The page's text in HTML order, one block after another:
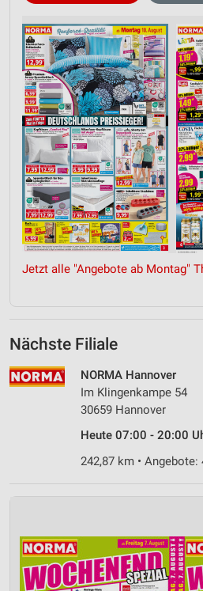
Jetzt alle "Angebote ab Montag"
Nächste Filiale
NORMA Hannover
Im Klingenkampe 54
30659 Hannover
Heute 07:00 - 20:00
242,87 km •